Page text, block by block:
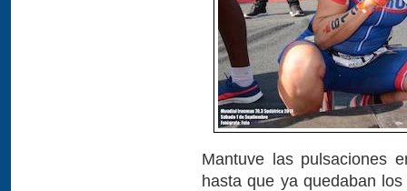
Mantuve las pulsaciones
hasta que ya quedaban